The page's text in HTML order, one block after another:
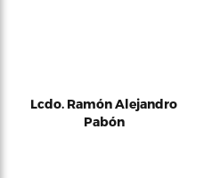
Lcdo. Ramón Alejandro
Pabón